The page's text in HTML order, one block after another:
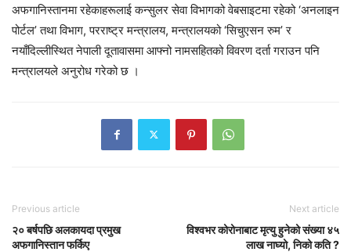
अफगानिस्तानमा रहेकाहरूलाई कन्सुलर सेवा विभागको वेबसाइटमा रहेको ‘अनलाइन
पोर्टल’ तथा विभाग, परराष्ट्र मन्त्रालय, मन्त्रालयको ‘सिचुएसन रुम’ र
नयाँदिल्लीस्थित नेपाली दूतावासमा आफ्नो नामसहितको विवरण दर्ता गराउन पनि
मन्त्रालयले अनुरोध गरेको छ ।
Previous article
२० बर्षपछि अलकायदा प्रमुख
अफगानिस्तान फर्किए
Next article
विश्वभर कोरोनाबाट मृत्यु हुनेको संख्या ४५
लाख नाघ्यो, निको कति ?